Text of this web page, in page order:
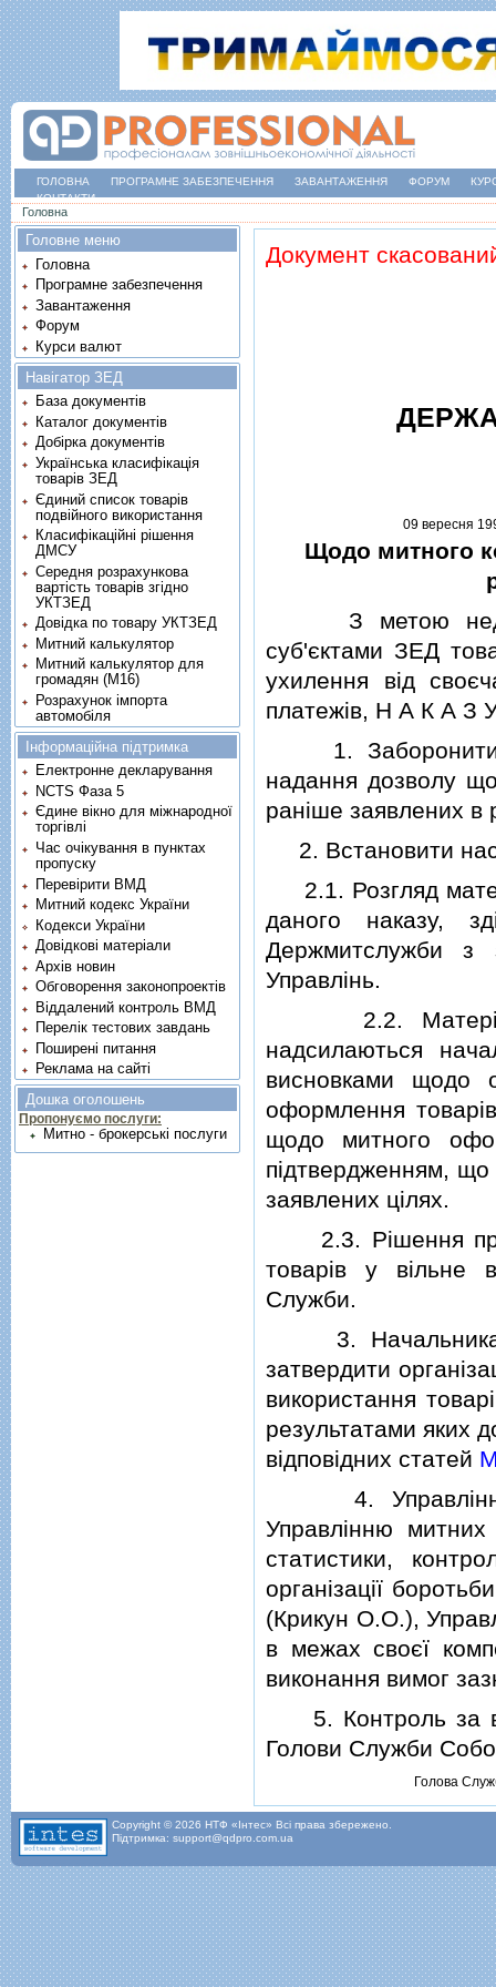
ГОЛОВНА ПРОГРАМНЕ ЗАБЕЗПЕЧЕННЯ ЗАВАНТАЖЕННЯ ФОРУМ
КОНТАКТИ
Ви є тут
Головна
Документ
09 вересня
Щодо митного
З метою
суб'єктами ЗЕД
ухилення вiд
платежiв, Н А К А З
1. Заборонити
надання дозволу
ранiше заявлених в
2. Встановити
2.1. Розгляд
даного наказу,
Держмитслужби з
Управлiнь.
2.2. Матерiали
надсилаються
висновками щодо
оформлення
щодо митного
пiдтвердженням, що
заявлених цiлях.
2.3. Рiшення про
товарiв у вiльне
Служби.
3. Начальникам
затвердити
використання
результатами яких
вiдповiдних статей
4. Управлiнню
Управлiнню
статистики,
органiзацiї
(Крикун О.О.),
в межах своєї
виконання вимог
5. Контроль за
Голови Служби
Голова
Головне меню
Головна
Програмне забезпечення
Завантаження
Форум
Курси валют
Навігатор ЗЕД
База документів
Каталог документів
Добірка документів
Українська класифікація
товарів ЗЕД
Єдиний список товарів
подвійного використання
Класифікаційні рішення
ДМСУ
Середня розрахункова
вартість товарів згідно
УКТЗЕД
Довідка по товару УКТЗЕД
Митний калькулятор
Митний калькулятор для
громадян (М16)
Розрахунок імпорта
автомобіля
Інформаційна підтримка
Електронне декларування
NCTS Фаза 5
Єдине вікно для міжнародної
торгівлі
Час очікування в пунктах
пропуску
Перевірити ВМД
Митний кодекс України
Кодекси України
Довідкові матеріали
Архів новин
Обговорення законопроектів
Віддалений контроль ВМД
Перелік тестових завдань
Поширені питання
Реклама на сайті
Дошка оголошень
Пропонуємо послуги:
Митно - брокерські послуги
Copyright © 2026 НТФ «Інтес» Всі права збережено.
Підтримка: support@qdpro.com.ua